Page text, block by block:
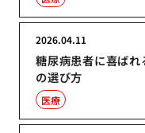
糖尿病患者に喜ば
の選び方
2026.04.11
医療